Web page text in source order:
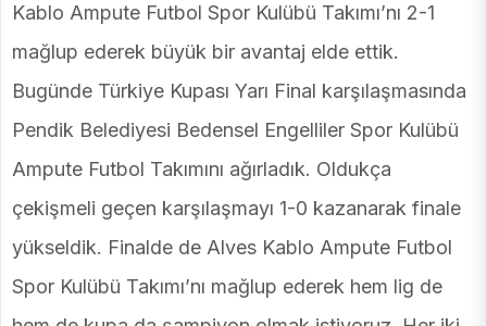
Kablo Ampute Futbol Spor Kulübü Takımı’nı 2-1
mağlup ederek büyük bir avantaj elde ettik.
Bugünde Türkiye Kupası Yarı Final karşılaşmasında
Pendik Belediyesi Bedensel Engelliler Spor Kulübü
Ampute Futbol Takımını ağırladık. Oldukça
çekişmeli geçen karşılaşmayı 1-0 kazanarak finale
yükseldik. Finalde de Alves Kablo Ampute Futbol
Spor Kulübü Takımı’nı mağlup ederek hem lig de